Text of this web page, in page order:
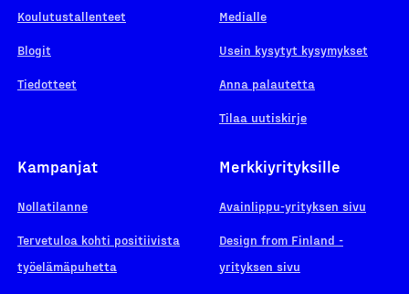
Koulutustallenteet
Blogit
Tiedotteet
Medialle
Usein kysytyt kysymykset
Anna palautetta
Tilaa uutiskirje
Kampanjat
Nollatilanne
Tervetuloa kohti positiivista
työelämäpuhetta
Merkkiyrityksille
Avainlippu-yrityksen sivu
Design from Finland -
yrityksen sivu